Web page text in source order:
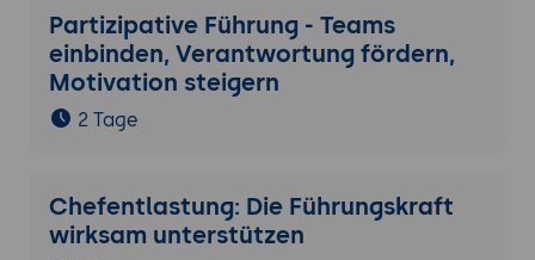
Partizipative Führung - Teams
einbinden, Verantwortung fördern,
Motivation steigern
2 Tage
Chefentlastung: Die Führungskraft
wirksam unterstützen